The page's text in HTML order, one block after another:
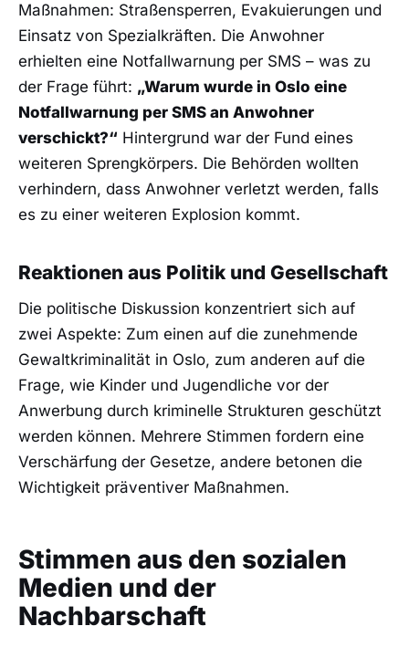
Maßnahmen: Straßensperren, Evakuierungen und
Einsatz von Spezialkräften. Die Anwohner
erhielten eine Notfallwarnung per SMS – was zu
der Frage führt: „Warum wurde in Oslo eine
Notfallwarnung per SMS an Anwohner
verschickt?“ Hintergrund war der Fund eines
weiteren Sprengkörpers. Die Behörden wollten
verhindern, dass Anwohner verletzt werden, falls
es zu einer weiteren Explosion kommt.
Reaktionen aus Politik und Gesellschaft
Die politische Diskussion konzentriert sich auf
zwei Aspekte: Zum einen auf die zunehmende
Gewaltkriminalität in Oslo, zum anderen auf die
Frage, wie Kinder und Jugendliche vor der
Anwerbung durch kriminelle Strukturen geschützt
werden können. Mehrere Stimmen fordern eine
Verschärfung der Gesetze, andere betonen die
Wichtigkeit präventiver Maßnahmen.
Stimmen aus den sozialen
Medien und der
Nachbarschaft